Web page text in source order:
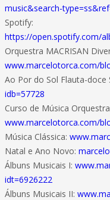
music&search-
Spotify:
https://open.spotify.com/
Orquestra MACRISAN
www.marcelotorca.com/
Ao Por do Sol Flauta-doce
idb=57728
Curso de Música
www.marcelotorca.com/
Música Clássica:
Natal e Ano Novo:
Álbuns Musicais I:
idt=6926222
Álbuns Musicais II: